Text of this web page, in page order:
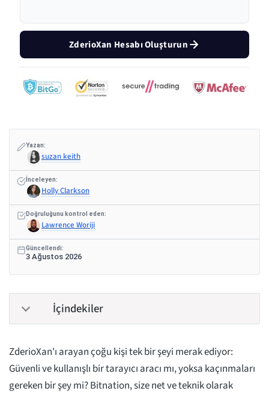
ZderioXan Hesabı Oluşturun
Yazan:
suzan keith
İnceleyen:
Holly Clarkson
Doğruluğunu kontrol eden:
Lawrence Woriji
Güncellendi:
3 Ağustos 2026
İçindekiler
ZderioXan'ı arayan çoğu kişi tek bir şeyi merak ediyor:
Güvenli ve kullanışlı bir tarayıcı aracı mı, yoksa kaçınmaları
gereken bir şey mi? Bitnation, size net ve teknik olarak